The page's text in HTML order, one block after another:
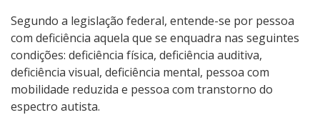
Segundo a legislação federal, entende-se por pessoa
com deficiência aquela que se enquadra nas seguintes
condições: deficiência física, deficiência auditiva,
deficiência visual, deficiência mental, pessoa com
mobilidade reduzida e pessoa com transtorno do
espectro autista.